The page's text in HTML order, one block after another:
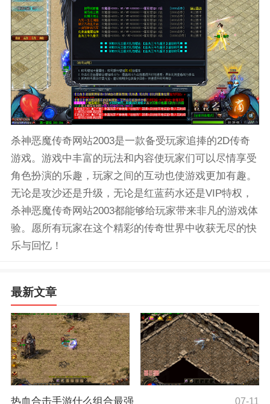
杀神恶魔传奇网站2003是一款备受玩家追捧的2D传奇
游戏。游戏中丰富的玩法和内容使玩家们可以尽情享受
角色扮演的乐趣，玩家之间的互动也使游戏更加有趣。
无论是攻沙还是升级，无论是红蓝药水还是VIP特权，
杀神恶魔传奇网站2003都能够给玩家带来非凡的游戏体
验。愿所有玩家在这个精彩的传奇世界中收获无尽的快
乐与回忆！
最新文章
热血合击手游什么组合最强 07-11